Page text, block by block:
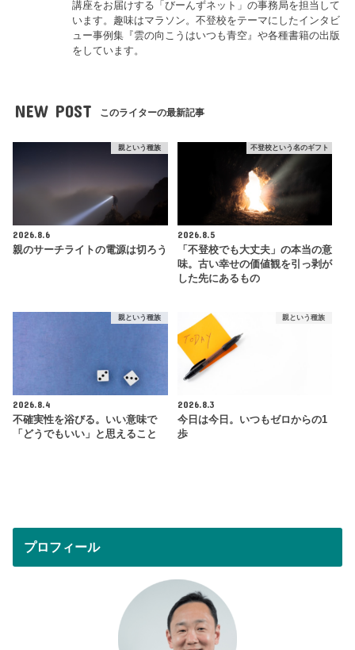
講座をお届けする「びーんずネット」の事務局を担当して
います。趣味はマラソン。不登校をテーマにしたインタビ
ュー事例集『雲の向こうはいつも青空』や各種書籍の出版
をしています。
NEW POST このライターの最新記事
親という種族
2026.8.6
親のサーチライトの電源は切ろう
不登校という名のギフト
2026.8.5
「不登校でも大丈夫」の本当の意
味。古い幸せの価値観を引っ剥が
した先にあるもの
親という種族
2026.8.4
不確実性を浴びる。いい意味で
「どうでもいい」と思えること
親という種族
2026.8.3
今日は今日。いつもゼロからの1
歩
プロフィール